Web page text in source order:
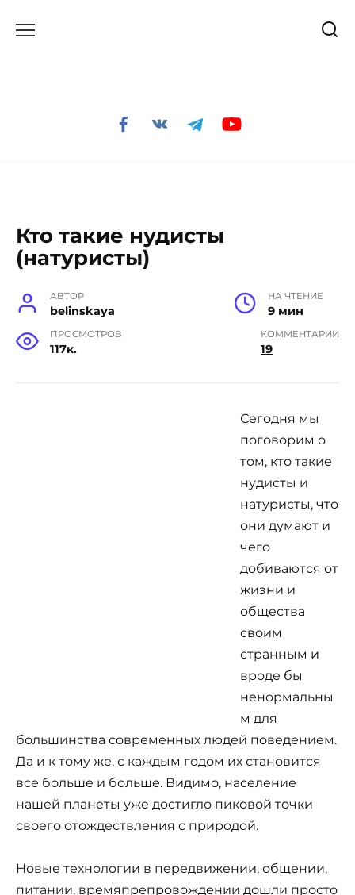
Кто такие нудисты
(натуристы)
АВТОР
belinskaya
НА ЧТЕНИЕ
9 мин
ПРОСМОТРОВ
117к.
КОММЕНТАРИИ
19
Сегодня мы
поговорим о
том, кто такие
нудисты и
натуристы, что
они думают и
чего
добиваются от
жизни и
общества
своим
странным и
вроде бы
ненормальны
м для
большинства современных людей поведением.
Да и к тому же, с каждым годом их становится
все больше и больше. Видимо, население
нашей планеты уже достигло пиковой точки
своего отождествления с природой.
Новые технологии в передвижении, общении,
питании, времяпрепровождении дошли просто